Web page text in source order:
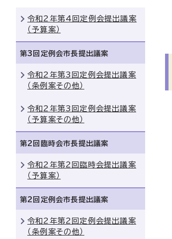
令和2年第4回定例会提出議案
（予算案）
第3回定例会市長提出議案
令和2年第3回定例会提出議案
（条例案その他）
令和2年第3回定例会提出議案
（予算案その他）
第2回臨時会市長提出議案
令和2年第2回臨時会提出議案
（予算案）
第2回定例会市長提出議案
令和2年第2回定例会提出議案
（条例案その他）